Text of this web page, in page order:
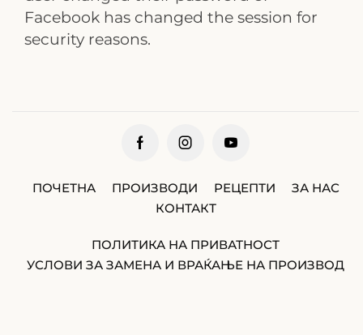
Facebook has changed the session for
security reasons.
ПОЧЕТНА ПРОИЗВОДИ РЕЦЕПТИ
ЗА НАС
КОНТАКТ
ПОЛИТИКА НА ПРИВАТНОСТ
УСЛОВИ ЗА ЗАМЕНА И ВРАЌАЊЕ НА ПРОИЗВОД